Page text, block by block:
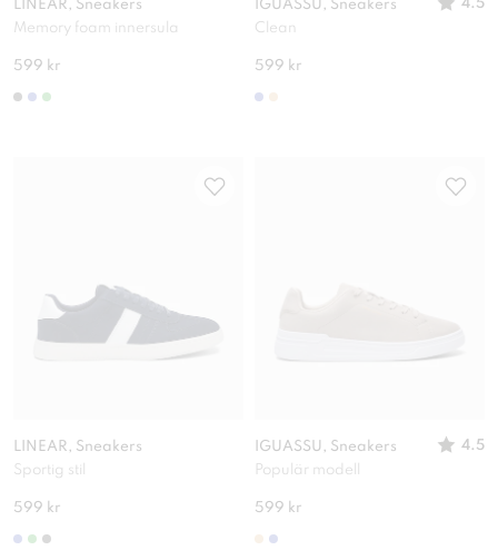
LINEAR, Sneakers
Memory foam innersula
599 kr
IGUASSU, Sneakers
4.5
Clean
599 kr
LINEAR, Sneakers
Sportig stil
599 kr
IGUASSU, Sneakers
4.5
Populär modell
599 kr